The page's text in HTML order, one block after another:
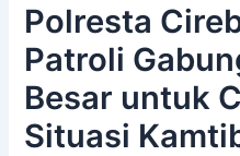
Polresta
Patroli
Besar untuk
Situasi